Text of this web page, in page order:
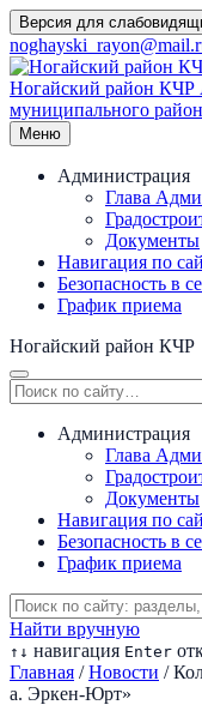
Перейти
к
содержимому
Версия для
Ногайский район КЧР
муниципального
Меню
Администрация
Глава
Документы
Навигация по
Безопасность в
График приема
Ногайский район КЧР
Администрация
Глава
Документы
Навигация по
Безопасность в
График приема
Найти вручную
↑ ↓ навигация Enter
Главная / Новости /
а. Эркен-Юрт»